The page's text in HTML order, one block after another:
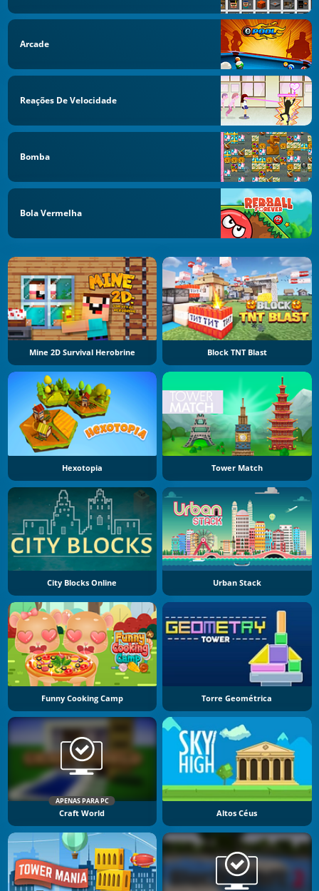
Arcade
Reações De Velocidade
Bomba
Bola Vermelha
Mine 2D Survival Herobrine Block TNT Blast
Hexotopia Tower Match
City Blocks Online Urban Stack
Funny Cooking Camp Torre Geométrica
APENAS PARA PC
Craft World Altos Céus